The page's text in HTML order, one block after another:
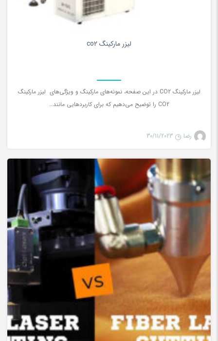
لیزر مارکینگ co2
لیزر مارکینگ CO2 در این صفحه، نمونه‌های مارکینگ و ویژگی‌های لیزر مارکینگ
CO2 را توضیح می‌دهیم که برای کاربردهایی مانند…
رضا 30/11/2023